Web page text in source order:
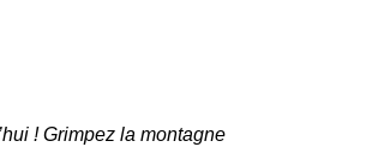
! Grimpez la montagne